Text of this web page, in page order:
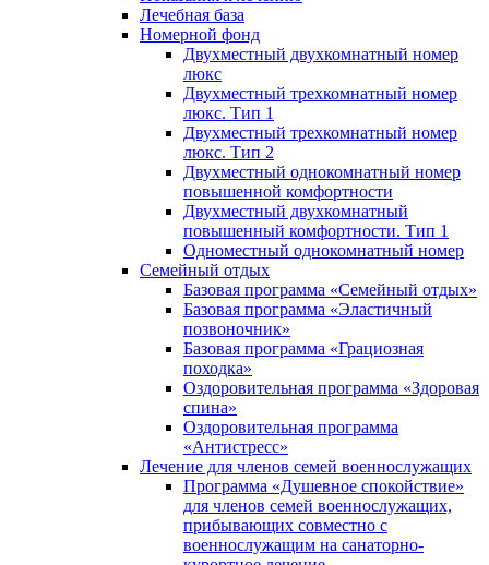
Лечебная база
Номерной фонд
Двухместный двухкомнатный номер
люкс
Двухместный трехкомнатный номер
люкс. Тип 1
Двухместный трехкомнатный номер
люкс. Тип 2
Двухместный однокомнатный номер
повышенной комфортности
Двухместный двухкомнатный
повышенный комфортности. Тип 1
Одноместный однокомнатный номер
Семейный отдых
Базовая программа «Семейный отдых»
Базовая программа «Эластичный
позвоночник»
Базовая программа «Грациозная
походка»
Оздоровительная программа «Здоровая
спина»
Оздоровительная программа
«Антистресс»
Лечение для членов семей военнослужащих
Программа «Душевное спокойствие»
для членов семей военнослужащих,
прибывающих совместно с
военнослужащим на санаторно-